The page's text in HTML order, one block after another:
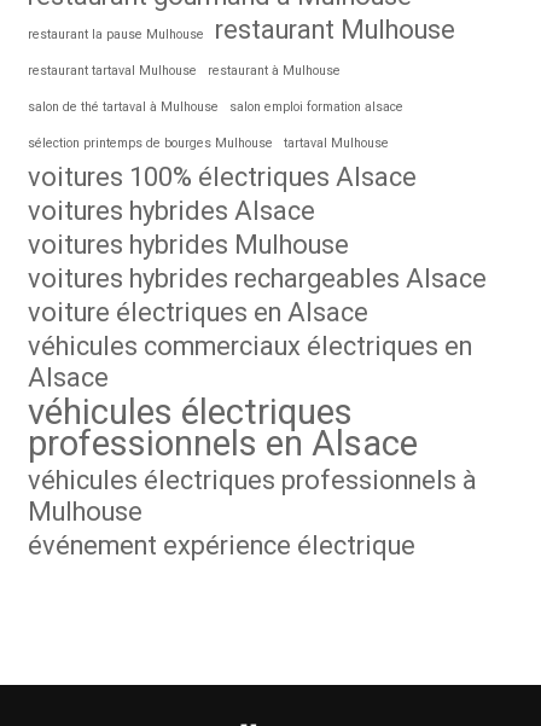
restaurant la pause Mulhouse restaurant Mulhouse
restaurant tartaval Mulhouse restaurant à Mulhouse
salon de thé tartaval à Mulhouse salon emploi formation alsace
sélection printemps de bourges Mulhouse tartaval Mulhouse
voitures 100% électriques Alsace
voitures hybrides Alsace
voitures hybrides Mulhouse
voitures hybrides rechargeables Alsace
voiture électriques en Alsace
véhicules commerciaux électriques en
Alsace
véhicules électriques
professionnels en Alsace
véhicules électriques professionnels à
Mulhouse
événement expérience électrique